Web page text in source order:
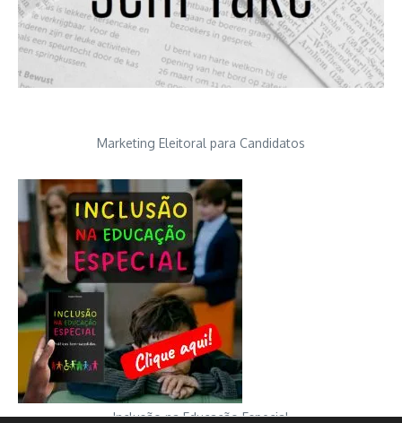
Marketing Eleitoral para Candidatos
Inclusão na Educação Especial